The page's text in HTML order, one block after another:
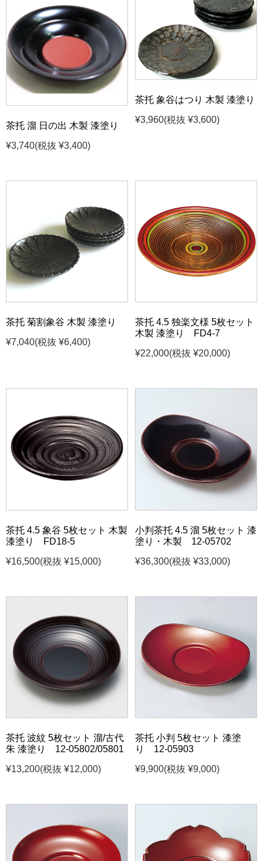
茶托 溜 日の出 木製 漆塗り
¥3,740(税抜 ¥3,400)
茶托 象谷はつり 木製 漆塗り
¥3,960(税抜 ¥3,600)
茶托 菊割象谷 木製 漆塗り
¥7,040(税抜 ¥6,400)
茶托 4.5 独楽文様 5枚セット
木製 漆塗り FD4-7
¥22,000(税抜 ¥20,000)
茶托 4.5 象谷 5枚セット 木製
漆塗り FD18-5
¥16,500(税抜 ¥15,000)
小判茶托 4.5 溜 5枚セット 漆
塗り・木製 12-05702
¥36,300(税抜 ¥33,000)
茶托 波紋 5枚セット 溜/古代
朱 漆塗り 12-05802/05801
¥13,200(税抜 ¥12,000)
茶托 小判 5枚セット 漆塗
り 12-05903
¥9,900(税抜 ¥9,000)